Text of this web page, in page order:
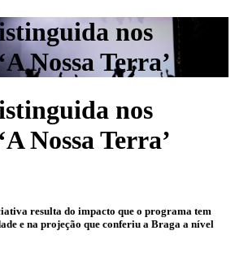
nos
Nossa Terra’
nos
Nossa Terra’
resulta do impacto que o programa tem
e na projeção que conferiu a Braga a nível